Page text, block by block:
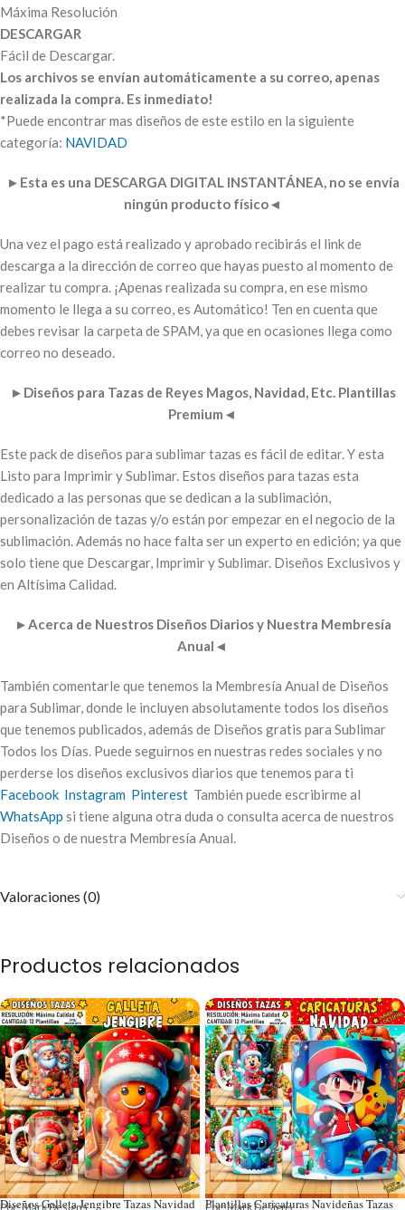
Máxima Resolución
DESCARGAR
Fácil de Descargar.
Los archivos se envían automáticamente a su correo, apenas
realizada la compra. Es inmediato!
*Puede encontrar mas diseños de este estilo en la siguiente
categoría: NAVIDAD
► Esta es una DESCARGA DIGITAL INSTANTÁNEA, no se envía
ningún producto físico◄
Una vez el pago está realizado y aprobado recibirás el link de
descarga a la dirección de correo que hayas puesto al momento de
realizar tu compra. ¡Apenas realizada su compra, en ese mismo
momento le llega a su correo, es Automático! Ten en cuenta que
debes revisar la carpeta de SPAM, ya que en ocasiones llega como
correo no deseado.
► Diseños para Tazas de Reyes Magos, Navidad, Etc. Plantillas
Premium ◄
Este pack de diseños para sublimar tazas es fácil de editar. Y esta
Listo para Imprimir y Sublimar. Estos diseños para tazas esta
dedicado a las personas que se dedican a la sublimación,
personalización de tazas y/o están por empezar en el negocio de la
sublimación. Además no hace falta ser un experto en edición; ya que
solo tiene que Descargar, Imprimir y Sublimar. Diseños Exclusivos y
en Altísima Calidad.
►Acerca de Nuestros Diseños Diarios y Nuestra Membresía
Anual ◄
También comentarle que tenemos la Membresía Anual de Diseños
para Sublimar, donde le incluyen absolutamente todos los diseños
que tenemos publicados, además de Diseños gratis para Sublimar
Todos los Días. Puede seguirnos en nuestras redes sociales y no
perderse los diseños exclusivos diarios que tenemos para ti
Facebook Instagram Pinterest También puede escribirme al
WhatsApp si tiene alguna otra duda o consulta acerca de nuestros
Diseños o de nuestra Membresía Anual.
Valoraciones (0)
Productos relacionados
Diseños Galleta Jengibre Tazas Navidad
Por: Mark Designs Plantillas Caricaturas Navideñas Tazas
Por: Mark Designs